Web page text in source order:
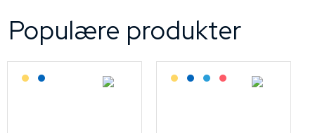
Populære produkter
Lagerført: Grossist
Lagerført: NEK Kabel Lagerført: Grossist
Lagerført: NEK Kabel
Bestilling: 2-3 uker
På forespørsel